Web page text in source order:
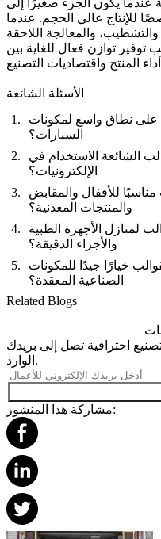
عندما يكون الجزء صغيرًا إلى
للإنتاج عالي الحجم. عندما
والمعالجة اللاحقة
توفير توازن فعال للغاية بين
الأسئلة الشائعة
على نطاق واسع لمكونات
السيارات؟
الشائعة الاستخدام في
الإلكترونيات؟
للأقفال والمقابض
والمنتجات المعدنية؟
لمنازل الأجهزة الطبية
والأجزاء الدقيقة؟
خيارًا جيدًا للمكونات
الصناعية المعقدة؟
Related Blogs
احترافية تصل إلى بريدك
الوارد.
مشاركة هذا المنشور: